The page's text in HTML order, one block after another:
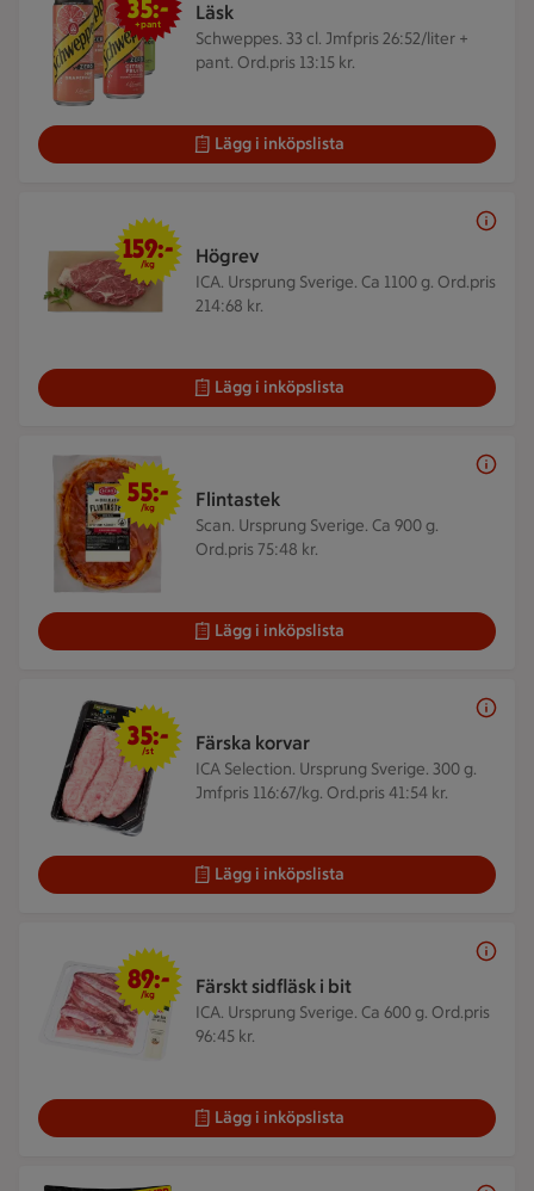
Läsk
Schweppes. 33 cl. Jmfpris 26:52/liter +
pant. Ord.pris 13:15 kr.
35:-
+pant
Lägg i inköpslista
Högrev
ICA. Ursprung Sverige. Ca 1100 g. Ord.pris
214:68 kr.
159 kr/kg
159:-
/kg
Lägg i inköpslista
Flintastek
Scan. Ursprung Sverige. Ca 900 g.
Ord.pris 75:48 kr.
55 kr/kg
55:-
/kg
Lägg i inköpslista
Färska korvar
ICA Selection. Ursprung Sverige. 300 g.
Jmfpris 116:67/kg. Ord.pris 41:54 kr.
35 kr/st
35:-
/st
Lägg i inköpslista
Färskt sidfläsk i bit
ICA. Ursprung Sverige. Ca 600 g. Ord.pris
96:45 kr.
89 kr/kg
89:-
/kg
Lägg i inköpslista